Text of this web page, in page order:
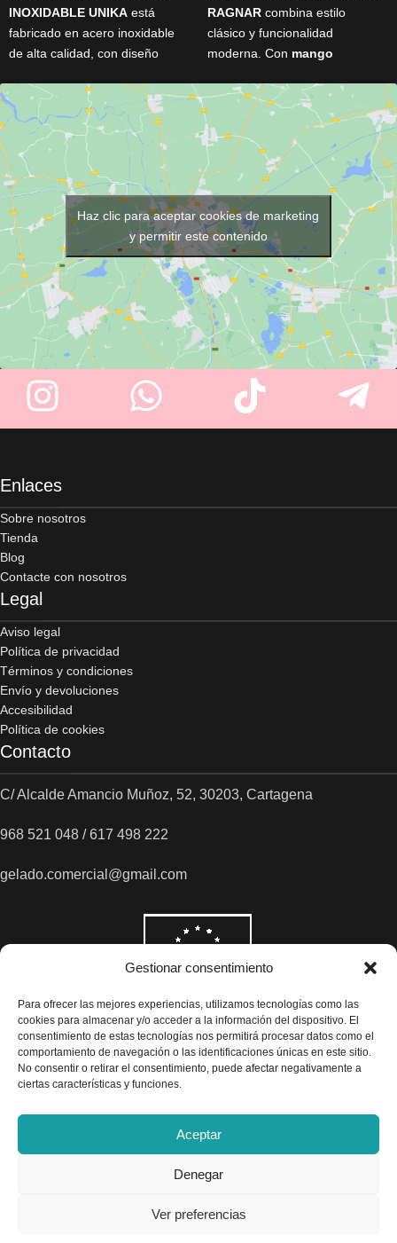
Gestionar consentimiento
Para ofrecer las mejores experiencias, utilizamos tecnologías como las
cookies para almacenar y/o acceder a la información del dispositivo. El
consentimiento de estas tecnologías nos permitirá procesar datos como el
comportamiento de navegación o las identificaciones únicas en este sitio.
No consentir o retirar el consentimiento, puede afectar negativamente a
ciertas características y funciones.
Aceptar
Denegar
Ver preferencias
INOXIDABLE UNIKA está
fabricado en acero inoxidable
de alta calidad, con diseño
para generar una espuma rica
y cremosa. Elegante, resistente
y práctico, es perfecto para
mejorar tu experiencia de
afeitado diario.
RAGNAR combina estilo
clásico y funcionalidad
moderna. Con mango
mariposa
hoja
reemplazable
, ofrece control,
precisión y limpieza rápida.
Ideal para perfilar, rasurar y
lograr acabados profesionales
en barba y contornos.
Haz clic para aceptar cookies de marketing
y permitir este contenido
Enlaces
Sobre nosotros
Tienda
Blog
Contacte con nosotros
Legal
Aviso legal
Política de privacidad
Términos y condiciones
Envío y devoluciones
Accesibilidad
Política de cookies
Contacto
C/ Alcalde Amancio Muñoz, 52, 30203, Cartagena
968 521 048 / 617 498 222
gelado.comercial@gmail.com